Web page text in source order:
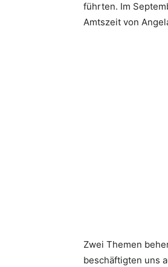
führten. Im
Amtszeit von
Zwei Themen
beschäftigten uns